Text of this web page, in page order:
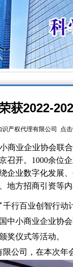
获2022-
识产权代理有限公司 点
商业企业协会联
召开。1000余位
企业数字化发展
地方招商引资等
行百业创智行
中小商业企业协
奖仪式等活动。
公司，在本次年